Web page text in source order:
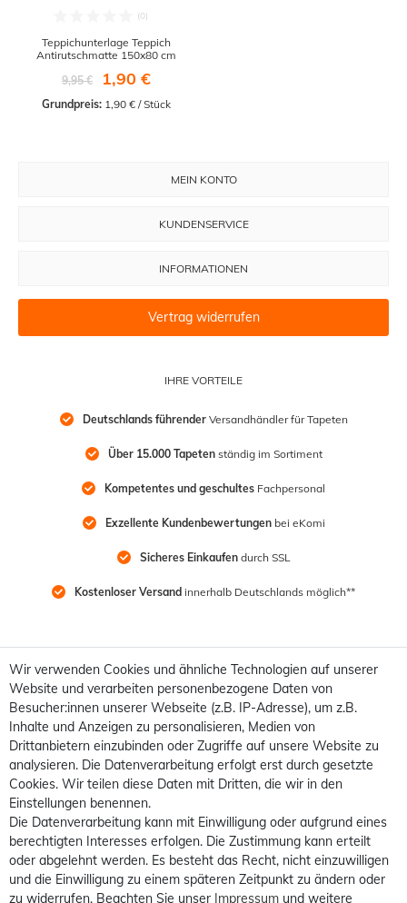
Teppichunterlage Teppich
Antirutschmatte 150x80 cm
9,95 €
1,90 €
Grundpreis: 1,90 € / Stück
IHRE VORTEILE
Deutschlands führender Versandhändler für Tapeten
Über 15.000 Tapeten ständig im Sortiment
Kompetentes und geschultes Fachpersonal
Exzellente Kundenbewertungen bei eKomi
Sicheres Einkaufen durch SSL
Kostenloser Versand innerhalb Deutschlands möglich**
MEIN KONTO
KUNDENSERVICE
INFORMATIONEN
Vertrag widerrufen
Wir verwenden Cookies und ähnliche Technologien auf unserer
Website und verarbeiten personenbezogene Daten von
Besucher:innen unserer Webseite (z.B. IP-Adresse), um z.B.
Inhalte und Anzeigen zu personalisieren, Medien von
Drittanbietern einzubinden oder Zugriffe auf unsere Website zu
analysieren. Die Datenverarbeitung erfolgt erst durch gesetzte
Cookies. Wir teilen diese Daten mit Dritten, die wir in den
Einstellungen benennen.
Die Datenverarbeitung kann mit Einwilligung oder aufgrund eines
berechtigten Interesses erfolgen. Die Zustimmung kann erteilt
oder abgelehnt werden. Es besteht das Recht, nicht einzuwilligen
und die Einwilligung zu einem späteren Zeitpunkt zu ändern oder
zu widerrufen. Beachten Sie unser Impressum und weitere